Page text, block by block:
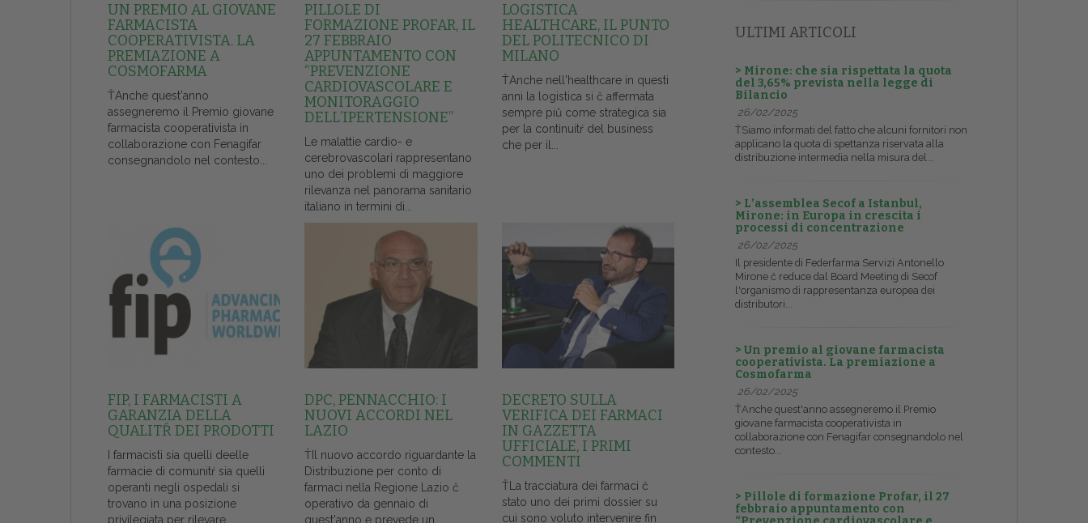
UN PREMIO AL GIOVANE
FARMACISTA
COOPERATIVISTA. LA
PREMIAZIONE A
COSMOFARMA
ŤAnche quest'anno
assegneremo il Premio giovane
farmacista cooperativista in
collaborazione con Fenagifar
consegnandolo nel contesto...
PILLOLE DI
FORMAZIONE PROFAR, IL
27 FEBBRAIO
APPUNTAMENTO CON
“PREVENZIONE
CARDIOVASCOLARE E
MONITORAGGIO
DELL’IPERTENSIONE”
Le malattie cardio- e
cerebrovascolari rappresentano
uno dei problemi di maggiore
rilevanza nel panorama sanitario
italiano in termini di...
LOGISTICA
HEALTHCARE, IL PUNTO
DEL POLITECNICO DI
MILANO
ŤAnche nell'healthcare in questi
anni la logistica si č affermata
sempre piů come strategica sia
per la continuitŕ del business
che per il...
FIP, I FARMACISTI A
GARANZIA DELLA
QUALITŔ DEI PRODOTTI
I farmacisti sia quelli deelle
farmacie di comunitŕ sia quelli
operanti negli ospedali si
trovano in una posizione
privilegiata per rilevare...
DPC, PENNACCHIO: I
NUOVI ACCORDI NEL
LAZIO
ŤIl nuovo accordo riguardante la
Distribuzione per conto di
farmaci nella Regione Lazio č
operativo da gennaio di
quest'anno e prevede un
DECRETO SULLA
VERIFICA DEI FARMACI
IN GAZZETTA
UFFICIALE, I PRIMI
COMMENTI
ŤLa tracciatura dei farmaci č
stato uno dei primi dossier su
cui sono voluto intervenire fin
ULTIMI ARTICOLI
> Mirone: che sia rispettata la quota
del 3,65% prevista nella legge di
Bilancio
26/02/2025
ŤSiamo informati del fatto che alcuni fornitori non
applicano la quota di spettanza riservata alla
distribuzione intermedia nella misura del...
> L’assemblea Secof a Istanbul,
Mirone: in Europa in crescita i
processi di concentrazione
26/02/2025
Il presidente di Federfarma Servizi Antonello
Mirone č reduce dal Board Meeting di Secof
l'organismo di rappresentanza europea dei
distributori...
> Un premio al giovane farmacista
cooperativista. La premiazione a
Cosmofarma
26/02/2025
ŤAnche quest'anno assegneremo il Premio
giovane farmacista cooperativista in
collaborazione con Fenagifar consegnandolo nel
contesto...
> Pillole di formazione Profar, il 27
febbraio appuntamento con